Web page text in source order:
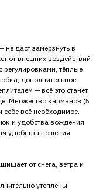
даст замёрзнуть в
от внешних воздействий
регулировками, тёплые
дополнительное
— всё это станет
Множество карманов (5
всё необходимое.
и удобства вождения
удобства ношения
от снега, ветра и
утеплены